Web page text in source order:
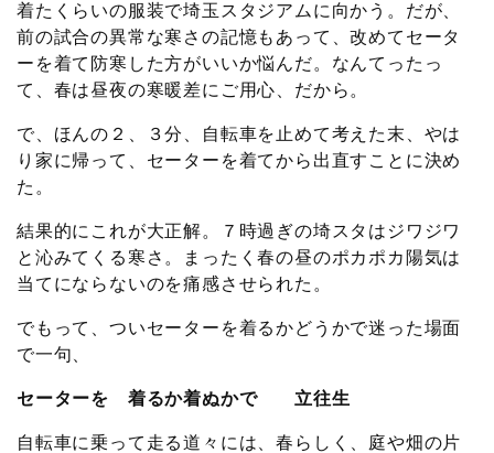
o
k
r
着たくらいの服装で埼玉スタジアムに向かう。だが、
前の試合の異常な寒さの記憶もあって、改めてセータ
ーを着て防寒した方がいいか悩んだ。なんてったっ
て、春は昼夜の寒暖差にご用心、だから。
で、ほんの２、３分、自転車を止めて考えた末、やは
り家に帰って、セーターを着てから出直すことに決め
た。
結果的にこれが大正解。７時過ぎの埼スタはジワジワ
と沁みてくる寒さ。まったく春の昼のポカポカ陽気は
当てにならないのを痛感させられた。
でもって、ついセーターを着るかどうかで迷った場面
で一句、
セーターを 着るか着ぬかで 立往生
自転車に乗って走る道々には、春らしく、庭や畑の片